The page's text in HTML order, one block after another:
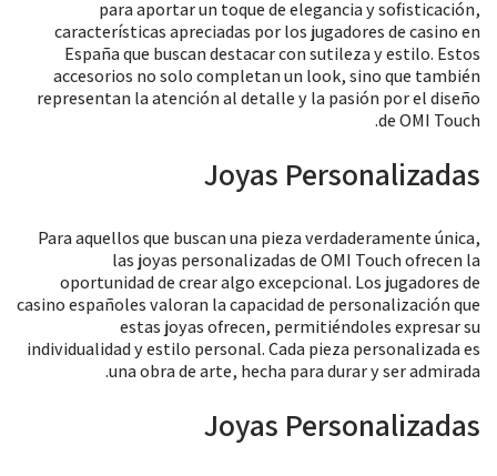
para aportar un toque de elegancia y sofisticación,
características apreciadas por los jugadores de casino en
España que buscan destacar con sutileza y estilo. Estos
accesorios no solo completan un look, sino que también
representan la atención al detalle y la pasión por el diseño
de OMI Touch.
Joyas Personalizadas
Para aquellos que buscan una pieza verdaderamente única,
las joyas personalizadas de OMI Touch ofrecen la
oportunidad de crear algo excepcional. Los jugadores de
casino españoles valoran la capacidad de personalización que
estas joyas ofrecen, permitiéndoles expresar su
individualidad y estilo personal. Cada pieza personalizada es
una obra de arte, hecha para durar y ser admirada.
Joyas Personalizadas